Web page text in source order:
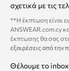
σχετικά με τις
**Η έκπτωση είναι
ANSWEAR.com.cy
έκπτωσης θα σας
εξαιρέσεις από την
Θέλουμε το inbox